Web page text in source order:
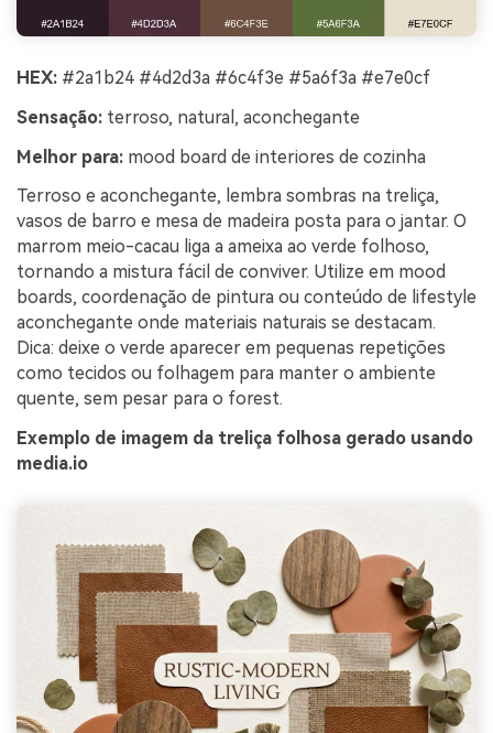
HEX: #2a1b24 #4d2d3a #6c4f3e #5a6f3a #e7e0cf
Sensação: terroso, natural, aconchegante
Melhor para: mood board de interiores de cozinha
Terroso e aconchegante, lembra sombras na treliça,
vasos de barro e mesa de madeira posta para o jantar. O
marrom meio-cacau liga a ameixa ao verde folhoso,
tornando a mistura fácil de conviver. Utilize em mood
boards, coordenação de pintura ou conteúdo de lifestyle
aconchegante onde materiais naturais se destacam.
Dica: deixe o verde aparecer em pequenas repetições
como tecidos ou folhagem para manter o ambiente
quente, sem pesar para o forest.
Exemplo de imagem da treliça folhosa gerado usando
media.io